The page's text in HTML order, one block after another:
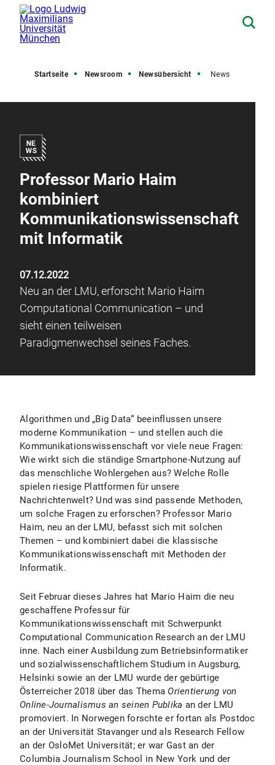
Startseite Newsroom Newsübersicht News
Professor Mario Haim
kombiniert
Kommunikationswissenschaft
mit Informatik
07.12.2022
Neu an der LMU, erforscht Mario Haim
Computational Communication – und
sieht einen teilweisen
Paradigmenwechsel seines Faches.
Algorithmen und „Big Data“ beeinflussen unsere
moderne Kommunikation – und stellen auch die
Kommunikationswissenschaft vor viele neue Fragen:
Wie wirkt sich die ständige Smartphone-Nutzung auf
das menschliche Wohlergehen aus? Welche Rolle
spielen riesige Plattformen für unsere
Nachrichtenwelt? Und was sind passende Methoden,
um solche Fragen zu erforschen? Professor Mario
Haim, neu an der LMU, befasst sich mit solchen
Themen – und kombiniert dabei die klassische
Kommunikationswissenschaft mit Methoden der
Informatik.
Seit Februar dieses Jahres hat Mario Haim die neu
geschaffene Professur für
Kommunikationswissenschaft mit Schwerpunkt
Computational Communication Research an der LMU
inne. Nach einer Ausbildung zum Betriebsinformatiker
und sozialwissenschaftlichem Studium in Augsburg,
Helsinki sowie an der LMU wurde der gebürtige
Österreicher 2018 über das Thema Orientierung von
Online-Journalismus an seinen Publika an der LMU
promoviert. In Norwegen forschte er fortan als Postdoc
an der Universität Stavanger und als Research Fellow
an der OsloMet Universität; er war Gast an der
Columbia Journalism School in New York und der